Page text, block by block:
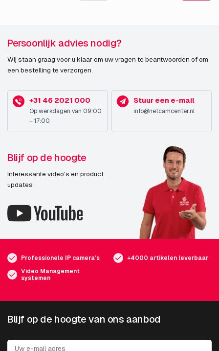
Persoonlijk advies nodig?
Wij staan graag voor u klaar om uw vragen te beantwoorden of om
een bestelling te verzorgen.
+31 46 2021 000
Op werkdagen van 09:00
– 17:00
Stuur een e-mail
info@netcamcenter.nl
Blijf op de hoogte
Interessante video's en product
updates
Professionele IP camera's
+4000 artikelen leverbaar
Video Management
systemen
Blijf op de hoogte van ons aanbod